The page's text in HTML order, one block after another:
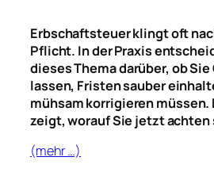
Erbschaftsteuer klingt oft
Pflicht. In der Praxis
dieses Thema darüber, ob
lassen, Fristen sauber
mühsam korrigieren müssen.
zeigt, worauf Sie jetzt
(mehr …)